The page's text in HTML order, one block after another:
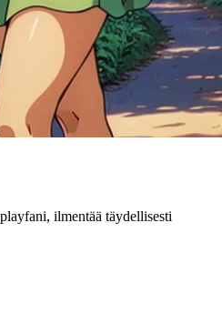
ilmentää täydellisesti